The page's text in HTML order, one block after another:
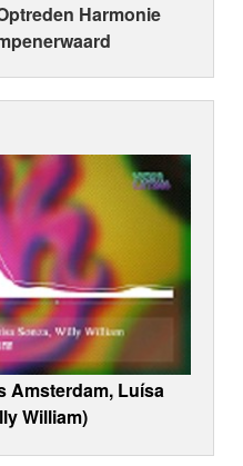
Harmonie
Amsterdam, Luísa
William)